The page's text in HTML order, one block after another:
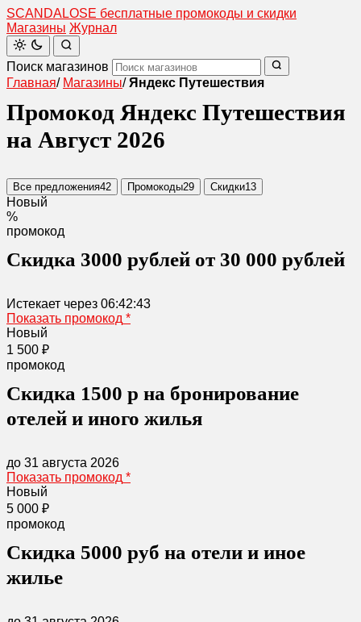
SCANDALOSE бесплатные промокоды и скидки
Магазины Журнал
Поиск магазинов
Главная/ Магазины/ Яндекс Путешествия
Промокод Яндекс Путешествия
на Август 2026
Все предложения42 Промокоды29 Скидки13
Новый
%
промокод
Скидка 3000 рублей от 30 000 рублей
Истекает через 06:42:43
Показать промокод *
Новый
1 500 ₽
промокод
Скидка 1500 р на бронирование
отелей и иного жилья
до 31 августа 2026
Показать промокод *
Новый
5 000 ₽
промокод
Скидка 5000 руб на отели и иное
жилье